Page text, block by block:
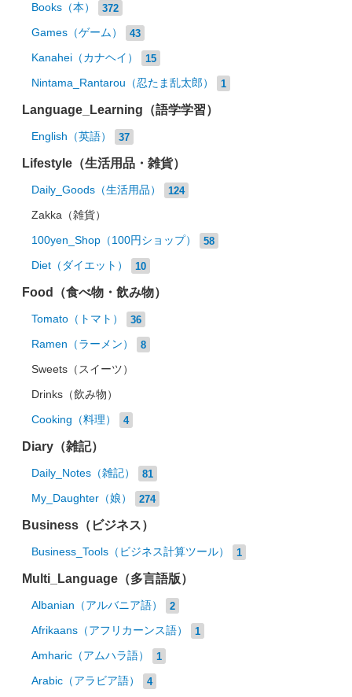
Books（本） 372
Games（ゲーム） 43
Kanahei（カナヘイ） 15
Nintama_Rantarou（忍たま乱太郎） 1
Language_Learning（語学学習）
English（英語） 37
Lifestyle（生活用品・雑貨）
Daily_Goods（生活用品） 124
Zakka（雑貨）
100yen_Shop（100円ショップ） 58
Diet（ダイエット） 10
Food（食べ物・飲み物）
Tomato（トマト） 36
Ramen（ラーメン） 8
Sweets（スイーツ）
Drinks（飲み物）
Cooking（料理） 4
Diary（雑記）
Daily_Notes（雑記） 81
My_Daughter（娘） 274
Business（ビジネス）
Business_Tools（ビジネス計算ツール） 1
Multi_Language（多言語版）
Albanian（アルバニア語） 2
Afrikaans（アフリカーンス語） 1
Amharic（アムハラ語） 1
Arabic（アラビア語） 4